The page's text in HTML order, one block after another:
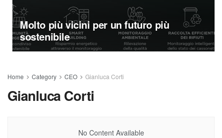
Molto più vicini per un futuro più
sostenibile
Home Category CEO Gianluca Corti
Gianluca Corti
No Content Available